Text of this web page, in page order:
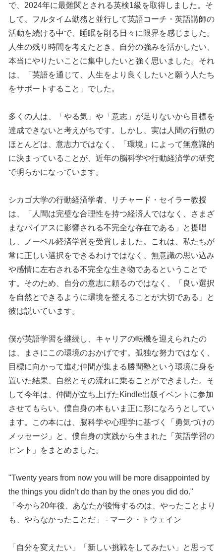
で、2024年に最難関とされる英検1級を取得しました。そ
して、フルタイム勤務と並行して英語コーチ・英語講師の
活動を続ける中で、睡眠を削る日々に限界を感じました。
人生の残り時間を考えたとき、自分の強みを活かしたい、
本当にやりたいことに集中したいと強く思いました。それ
は、「英語を通じて、人生をより良くしたいと願う人たち
をサポートすること」でした。
多くの人は、「やる気」や「意志」が足りないから目標を
達成できないと考えがちです。しかし、実は人間の行動の
ほとんどは、意志力ではなく、「環境」によって無意識的
に決まっていることが、近年の脳科学や行動経済学の研究
で明らかになっています。
シカゴ大学の行動経済学者、リチャード・セイラー教授
は、「人間は完璧な合理性を持つ経済人ではなく、さまざ
まなバイアスに影響される不完全な存在である」と提唱
し、ノーベル経済学賞を受賞しました。これは、私たちが
常に正しい選択をできるわけではなく、無意識の思い込み
や感情に左右される不完全な生き物であるということで
す。そのため、自分の意志に頼るのではなく、「良い選択
を自然とできるように環境を整えることが大切である」と
彼は説いています。
僕が英語学習を継続し、キャリアの転機を迎えられたの
は、まさにこの環境のおかげです。孤独な努力ではなく、
目標に向かって進む仲間が集まる勝間塾という環境に身を
置いた結果、自然とその流れに乗ることができました。そ
して今年は、仲間が立ち上げたKindle出版イベントに参加
させてもらい、僕自身の本もいま正に形になろうとしてい
ます。この本には、脳科学や心理学に基づく「勇気づけの
メッセージ」と、僕自身の実践から生まれた「英語学習の
ヒント」をまとめました。
"Twenty years from now you will be more disappointed by
the things you didn’t do than by the ones you did do."
「今から20年後、あなたが後悔するのは、やったことより
も、やらなかったことだ」 - マーク・トウェイン
「自分を変えたい」「新しい挑戦をしてみたい」と思って